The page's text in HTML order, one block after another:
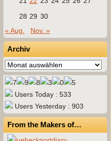
28 29 30
« Aug.
Nov. »
Archiv
Archiv
Users Today : 533
Users Yesterday : 903
From the Makers of…